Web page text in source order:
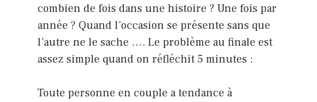
combien de fois dans une histoire ? Une fois par
année ? Quand l’occasion se présente sans que
l’autre ne le sache …. Le problème au finale est
assez simple quand on réfléchit 5 minutes :
Toute personne en couple a tendance à